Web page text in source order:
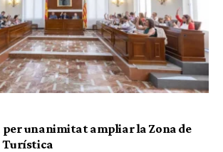
per unanimitat ampliar la Zona de
Turística